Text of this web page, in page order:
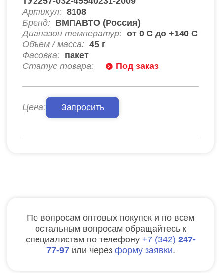
Артикул: 8108
Бренд: ВМПАВТО (Россия)
Диапазон температур: от 0 С до +140 С
Объем / масса: 45 г
Фасовка: пакет
Статус товара:
Под заказ
Цена: Запросить
По вопросам оптовых покупок и по всем
остальным вопросам обращайтесь к
специалистам по телефону
7 342 247-
77-97 или через форму заявки.